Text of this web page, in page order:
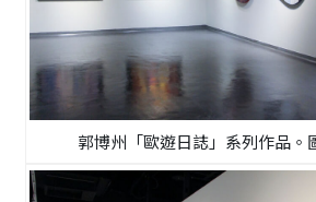
郭博州「歐遊日誌」系列作品。